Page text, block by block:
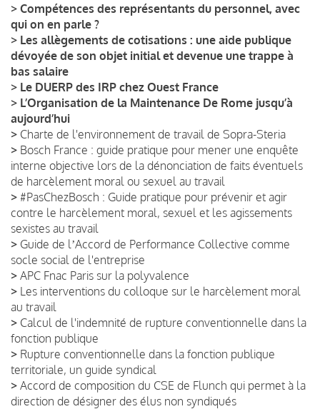
> Compétences des représentants du personnel, avec
qui on en parle ?
> Les allègements de cotisations : une aide publique
dévoyée de son objet initial et devenue une trappe à
bas salaire
> Le DUERP des IRP chez Ouest France
> L’Organisation de la Maintenance De Rome jusqu’à
aujourd’hui
> Charte de l'environnement de travail de Sopra-Steria
> Bosch France : guide pratique pour mener une enquête
interne objective lors de la dénonciation de faits éventuels
de harcèlement moral ou sexuel au travail
> #PasChezBosch : Guide pratique pour prévenir et agir
contre le harcèlement moral, sexuel et les agissements
sexistes au travail
> Guide de lʼAccord de Performance Collective comme
socle social de l'entreprise
> APC Fnac Paris sur la polyvalence
> Les interventions du colloque sur le harcèlement moral
au travail
> Calcul de l'indemnité de rupture conventionnelle dans la
fonction publique
> Rupture conventionnelle dans la fonction publique
territoriale, un guide syndical
> Accord de composition du CSE de Flunch qui permet à la
direction de désigner des élus non syndiqués